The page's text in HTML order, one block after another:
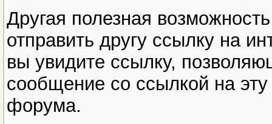
Другая полезная
отправить другу ссылку на
вы увидите ссылку,
сообщение со ссылкой на
форума.